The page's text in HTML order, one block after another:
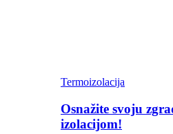
Termoizolacija
Osnažite svoju
izolacijom!